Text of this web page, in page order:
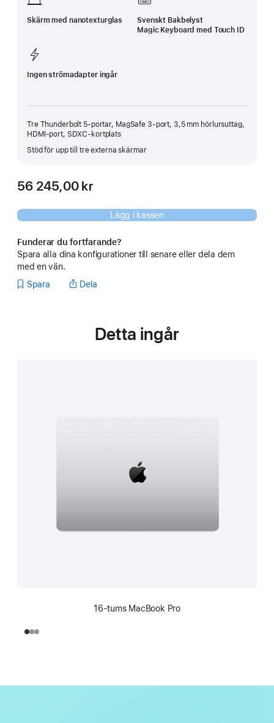
Skärm med nanotexturglas
Svenskt Bakbelyst
Magic Keyboard med Touch ID
Ingen strömadapter ingår
Tre Thunderbolt 5-portar, MagSafe 3-port, 3,5 mm hörlursuttag,
HDMI-port, SDXC-kortplats
Stöd för upp till tre externa skärmar
56 245,00 kr
Lägg i kassen
Funderar du fortfarande?
Spara alla dina konfigurationer till senare eller dela dem
med en vän.
Spara
Dela
Detta ingår
16-tums MacBook Pro